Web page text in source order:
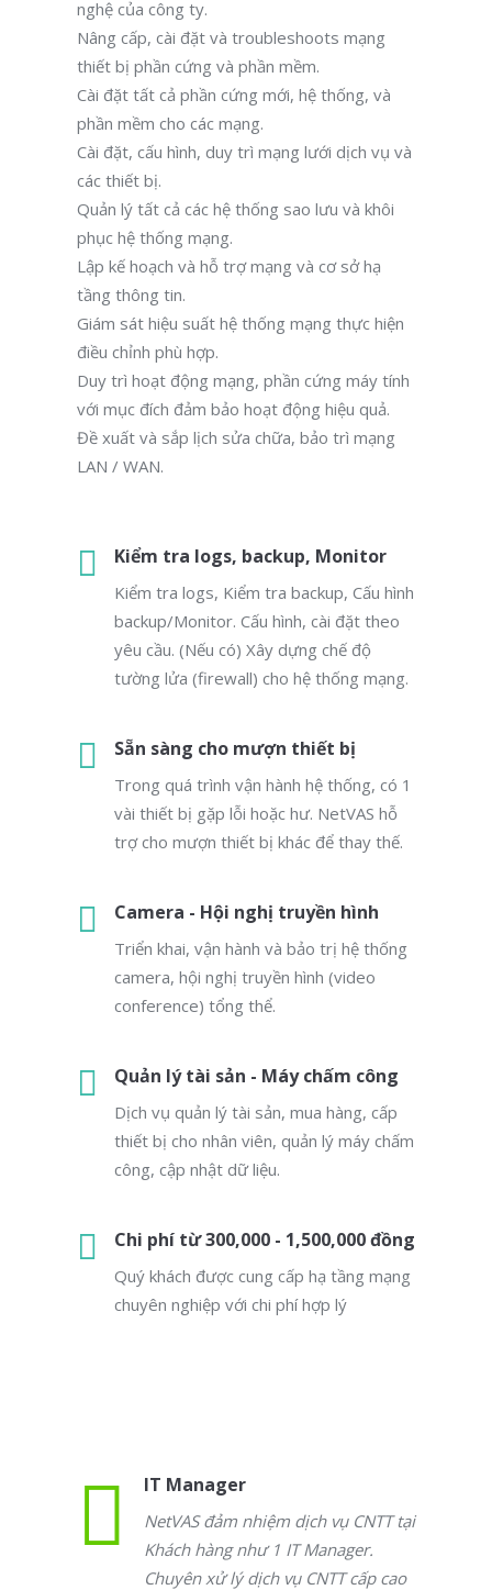
nghệ của công ty.
Nâng cấp, cài đặt và troubleshoots mạng
thiết bị phần cứng và phần mềm.
Cài đặt tất cả phần cứng mới, hệ thống, và
phần mềm cho các mạng.
Cài đặt, cấu hình, duy trì mạng lưới dịch vụ và
các thiết bị.
Quản lý tất cả các hệ thống sao lưu và khôi
phục hệ thống mạng.
Lập kế hoạch và hỗ trợ mạng và cơ sở hạ
tầng thông tin.
Giám sát hiệu suất hệ thống mạng thực hiện
điều chỉnh phù hợp.
Duy trì hoạt động mạng, phần cứng máy tính
với mục đích đảm bảo hoạt động hiệu quả.
Đề xuất và sắp lịch sửa chữa, bảo trì mạng
LAN / WAN.
Kiểm tra logs, backup, Monitor
Kiểm tra logs, Kiểm tra backup, Cấu hình
backup/Monitor. Cấu hình, cài đặt theo
yêu cầu. (Nếu có) Xây dựng chế độ
tường lửa (firewall) cho hệ thống mạng.
Sẵn sàng cho mượn thiết bị
Trong quá trình vận hành hệ thống, có 1
vài thiết bị gặp lỗi hoặc hư. NetVAS hỗ
trợ cho mượn thiết bị khác để thay thế.
Camera - Hội nghị truyền hình
Triển khai, vận hành và bảo trị hệ thống
camera, hội nghị truyền hình (video
conference) tổng thể.
Quản lý tài sản - Máy chấm công
Dịch vụ quản lý tài sản, mua hàng, cấp
thiết bị cho nhân viên, quản lý máy chấm
công, cập nhật dữ liệu.
Chi phí từ 300,000 - 1,500,000 đồng
Quý khách được cung cấp hạ tầng mạng
chuyên nghiệp với chi phí hợp lý
IT Manager
NetVAS đảm nhiệm dịch vụ CNTT tại
Khách hàng như 1 IT Manager.
Chuyên xử lý dịch vụ CNTT cấp cao